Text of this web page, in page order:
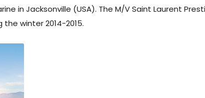
in Jacksonville (USA). The M/V Saint Laurent
winter 2014-2015.